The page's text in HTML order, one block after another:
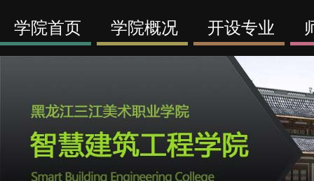
学院首页 学院概况 开设专业